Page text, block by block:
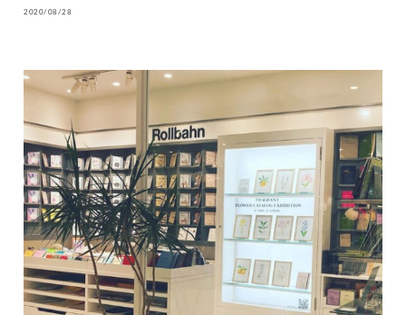
2020/08/28